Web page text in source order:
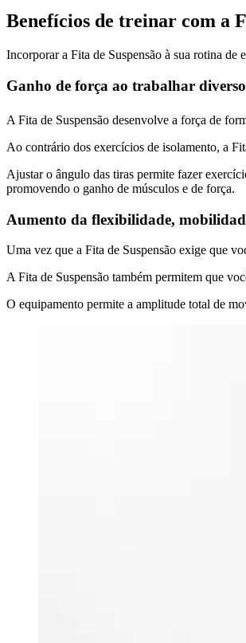
Benefícios de treinar com a
Incorporar a Fita de Suspensão à sua rotina
Ganho de força ao trabalhar
A Fita de Suspensão desenvolve a força de
Ao contrário dos exercícios de isolamento, a
Ajustar o ângulo das tiras permite fazer
promovendo o ganho de músculos e de força.
Aumento da flexibilidade,
Uma vez que a Fita de Suspensão exige que
A Fita de Suspensão também permitem que
O equipamento permite a amplitude total de